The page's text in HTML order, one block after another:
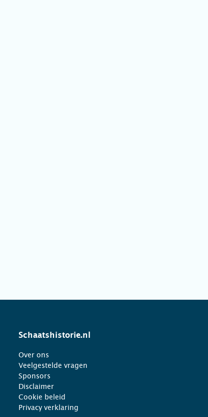
Schaatshistorie.nl
Over ons
Veelgestelde vragen
Sponsors
Disclaimer
Cookie beleid
Privacy verklaring